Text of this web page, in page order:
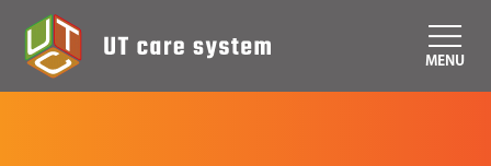
MENU